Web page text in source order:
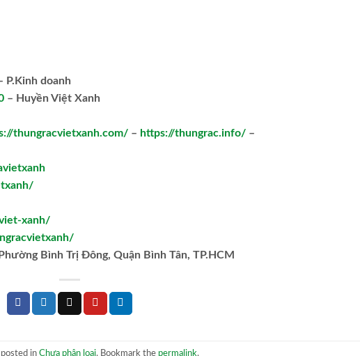
P.Kinh doanh
– Huyền Việt Xanh
thungracvietxanh.com/ – https://thungrac.info/ –
xanh/
Bình Trị Đông, Quận Bình Tân, TP.HCM
posted in Chưa phân loại. Bookmark the permalink.